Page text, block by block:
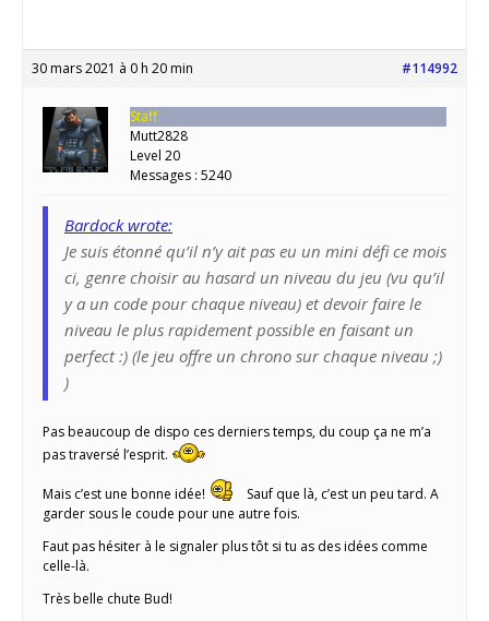
30 mars 2021 à 0 h 20 min #114992
Staff
Mutt2828
Level 20
Messages : 5240
Bardock wrote:
Je suis étonné qu’il n’y ait pas eu un mini défi ce mois
ci, genre choisir au hasard un niveau du jeu (vu qu’il
y a un code pour chaque niveau) et devoir faire le
niveau le plus rapidement possible en faisant un
perfect :) (le jeu offre un chrono sur chaque niveau ;)
)
Pas beaucoup de dispo ces derniers temps, du coup ça ne m’a
pas traversé l’esprit.
Mais c’est une bonne idée!
Sauf que là, c’est un peu tard. A
garder sous le coude pour une autre fois.
Faut pas hésiter à le signaler plus tôt si tu as des idées comme
celle-là.
Très belle chute Bud!